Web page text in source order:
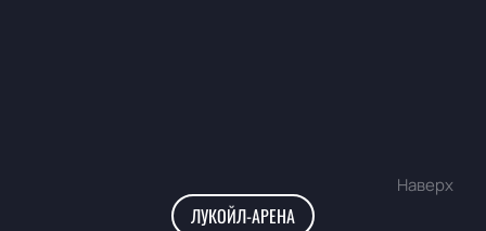
Наверх
ЛУКОЙЛ-АРЕНА